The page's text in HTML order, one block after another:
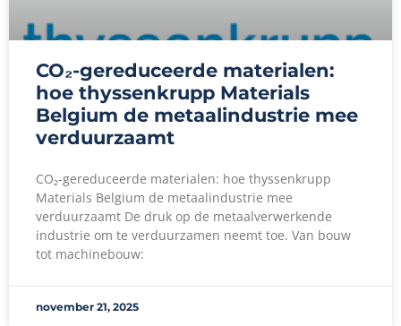
CO₂-gereduceerde materialen:
hoe thyssenkrupp Materials
Belgium de metaalindustrie mee
verduurzaamt
CO₂-gereduceerde materialen: hoe thyssenkrupp
Materials Belgium de metaalindustrie mee
verduurzaamt De druk op de metaalverwerkende
industrie om te verduurzamen neemt toe. Van bouw
tot machinebouw:
november 21, 2025